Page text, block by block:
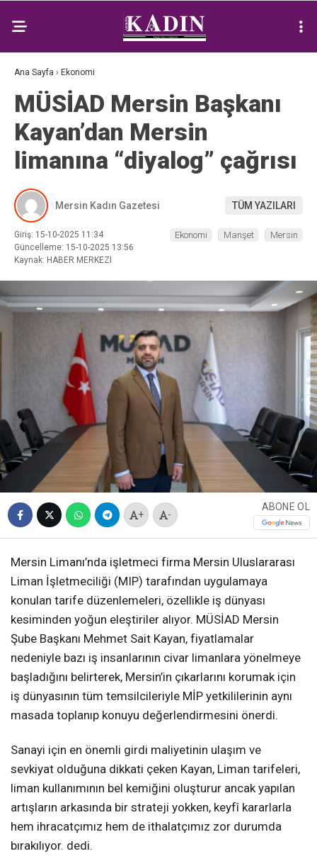
Ana Sayfa › Ekonomi
MÜSİAD Mersin Başkanı
Kayan’dan Mersin
limanına “diyalog” çağrısı
Mersin Kadın Gazetesi TÜM YAZILARI
Giriş: 15-10-2025 11:34
Güncelleme: 15-10-2025 13:56
Kaynak: HABER MERKEZI
Ekonomi Manşet Mersin
+ -
ABONE OL
Mersin Limanı’nda işletmeci firma Mersin Uluslararası
Liman İşletmeciliği (MIP) tarafından uygulamaya
konulan tarife düzenlemeleri, özellikle iş dünyası
kesiminden yoğun eleştiriler alıyor. MÜSİAD Mersin
Şube Başkanı Mehmet Sait Kayan, fiyatlamalar
nedeniyle bazı iş insanlarının civar limanlara yönelmeye
başladığını belirterek, Mersin’in çıkarlarını korumak için
iş dünyasının tüm temsilcileriyle MİP yetkililerinin aynı
masada toplanıp konuyu değerlendirmesini önerdi.
Sanayi için en önemli girdi maliyetinin ulaşım ve
sevkiyat olduğuna dikkati çeken Kayan, Liman tarifeleri,
liman kullanımının bel kemiğini oluşturur ancak yapılan
artışların arkasında bir strateji yokken, keyfî kararlarla
hem ihracatçımız hem de ithalatçımız zor durumda
bırakılıyor. dedi.